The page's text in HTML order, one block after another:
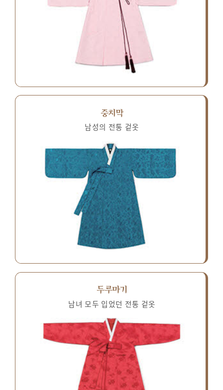
중치막
남성의 전통 겉옷
두루마기
남녀 모두 입었던 전통 겉옷